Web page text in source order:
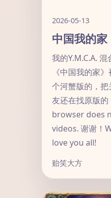
2026-05-13
中国我的家
我的Y.M.C.A.
《中国我的家
个河蟹版的，
友还在找原版
browser does
videos. 谢谢！
love you all!
贻笑大方